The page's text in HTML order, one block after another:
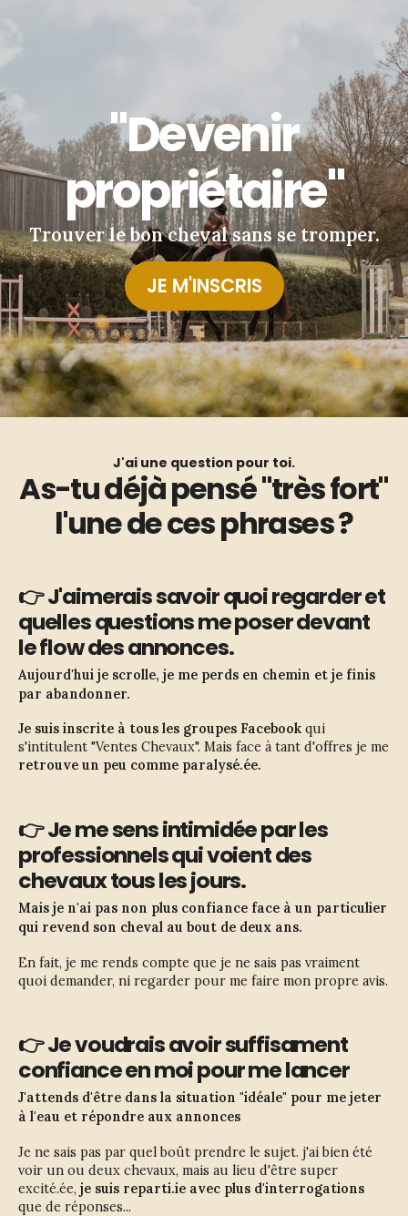
"Devenir
propriétaire"
Trouver le bon cheval sans se tromper.
JE M'INSCRIS
J'ai une question pour toi.
As-tu déjà pensé "très fort"
l'une de ces phrases ?
👉 J'aimerais savoir quoi regarder et
quelles questions me poser devant
le flow des annonces.
Aujourd'hui je scrolle, je me perds en chemin et je finis
par abandonner.
Je suis inscrite à tous les groupes Facebook qui
retrouve un peu comme paralysé.ée.
👉 Je me sens intimidée par les
professionnels qui voient des
chevaux tous les jours.
Mais je n'ai pas non plus confiance face à un particulier
qui revend son cheval au bout de deux ans.
En fait, je me rends compte que je ne sais pas vraiment
quoi demander, ni regarder pour me faire mon propre avis.
👉 Je voudrais avoir suffisament
confiance en moi pour me lancer
J'attends d'être dans la situation "idéale" pour me jeter
à l'eau et répondre aux annonces
Je ne sais pas par quel boût prendre le sujet. j'ai bien été
voir un ou deux chevaux, mais au lieu d'être super
excité.ée, je suis reparti.ie avec plus d'interrogations
que de réponses...